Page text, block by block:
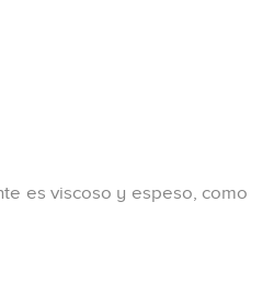
es viscoso y espeso, como